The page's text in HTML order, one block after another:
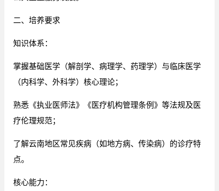
二、培养要求
知识体系：
掌握基础医学（解剖学、病理学、药理学）与临床医学
（内科学、外科学）核心理论；
熟悉《执业医师法》《医疗机构管理条例》等法规及医
疗伦理规范；
了解云南地区常见疾病（如地方病、传染病）的诊疗特
点。
核心能力：